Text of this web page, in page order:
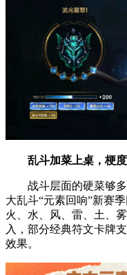
乱斗加菜上桌，梗
战斗层面的硬菜够多
大乱斗“元素回响”新赛
火、水、风、雷、土、
入，部分经典符文卡牌
效果。